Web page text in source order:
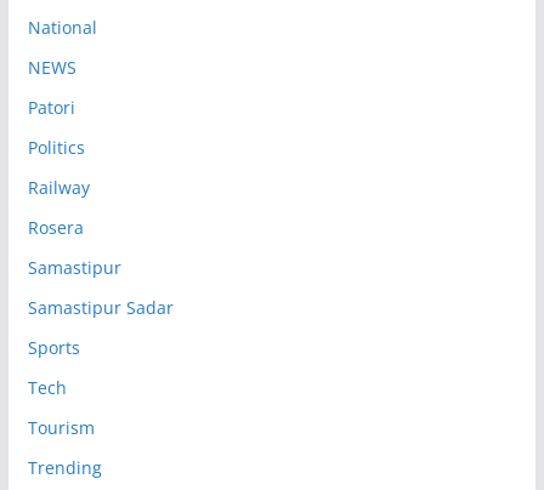
National
NEWS
Patori
Politics
Railway
Rosera
Samastipur
Samastipur Sadar
Sports
Tech
Tourism
Trending